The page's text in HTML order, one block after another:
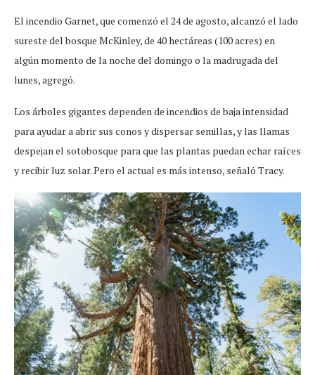
El incendio Garnet, que comenzó el 24 de agosto, alcanzó el lado
sureste del bosque McKinley, de 40 hectáreas (100 acres) en
algún momento de la noche del domingo o la madrugada del
lunes, agregó.
Los árboles gigantes dependen de incendios de baja intensidad
para ayudar a abrir sus conos y dispersar semillas, y las llamas
despejan el sotobosque para que las plantas puedan echar raíces
y recibir luz solar. Pero el actual es más intenso, señaló Tracy.